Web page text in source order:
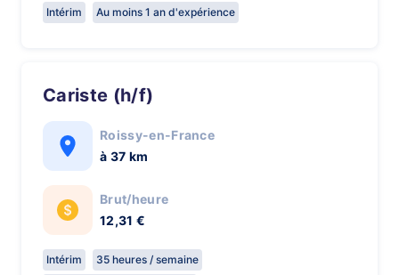
Intérim Au moins 1 an d'expérience
Cariste (h/f)
Roissy-en-France
à 37 km
Brut/heure
12,31 €
Intérim
35 heures / semaine